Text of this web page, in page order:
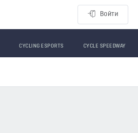
Войти
CYCLING ESPORTS CYCLE SPEEDWAY